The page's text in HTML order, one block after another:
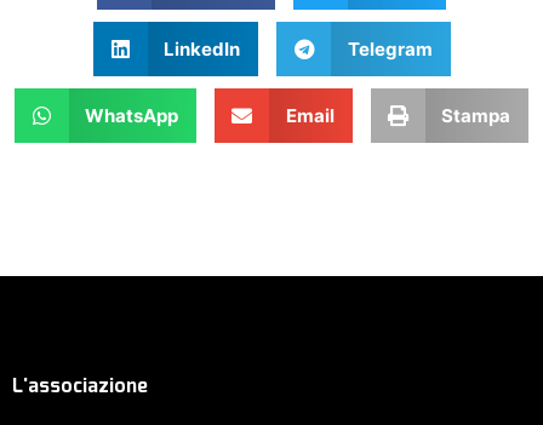
LinkedIn Telegram
WhatsApp Email Stampa
L'associazione